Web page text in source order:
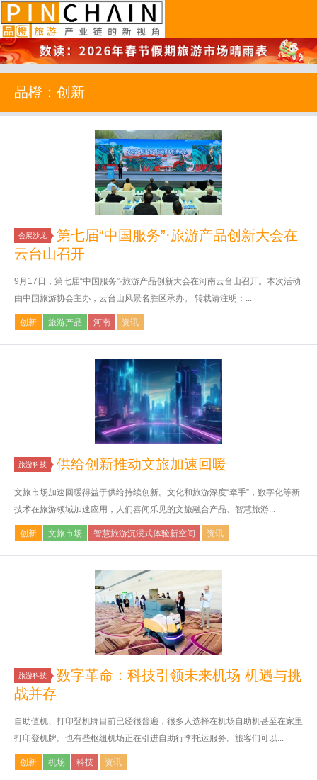
品橙旅游
品橙：创新
会展沙龙
第七届“中国服务”·旅游产品创新大会在
云台山召开
9月17日，第七届“中国服务”·旅游产品创新大会在河南云台山召开。本次活动
由中国旅游协会主办，云台山风景名胜区承办。 转载请注明：...
创新 旅游产品 河南 资讯
旅游科技 供给创新推动文旅加速回暖
文旅市场加速回暖得益于供给持续创新。文化和旅游深度“牵手”，数字化等新
技术在旅游领域加速应用，人们喜闻乐见的文旅融合产品、智慧旅游...
创新 文旅市场 智慧旅游沉浸式体验新空间 资讯
旅游科技
数字革命：科技引领未来机场 机遇与挑
战并存
自助值机、打印登机牌目前已经很普遍，很多人选择在机场自助机甚至在家里
打印登机牌。也有些枢纽机场正在引进自助行李托运服务。旅客们可以...
创新 机场 科技 资讯